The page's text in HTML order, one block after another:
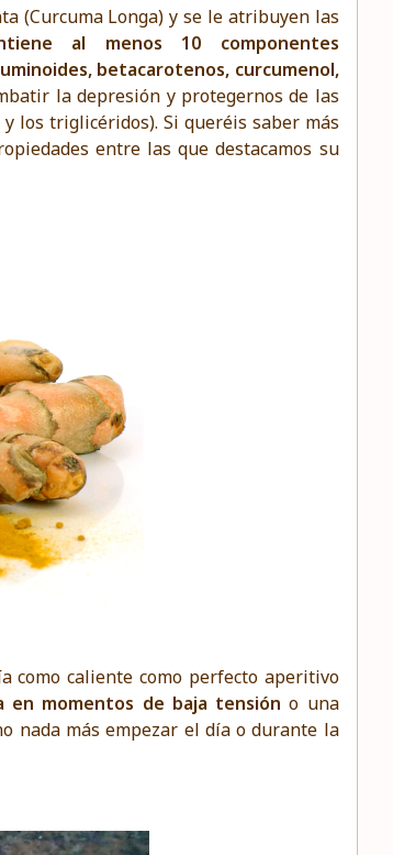
(Curcuma Longa) y se le atribuyen las
al menos 10 componentes
betacarotenos, curcumenol,
la depresión y protegernos de las
los triglicéridos). Si queréis saber más
entre las que destacamos su
como caliente como perfecto aperitivo
en momentos de baja tensión o una
nada más empezar el día o durante la